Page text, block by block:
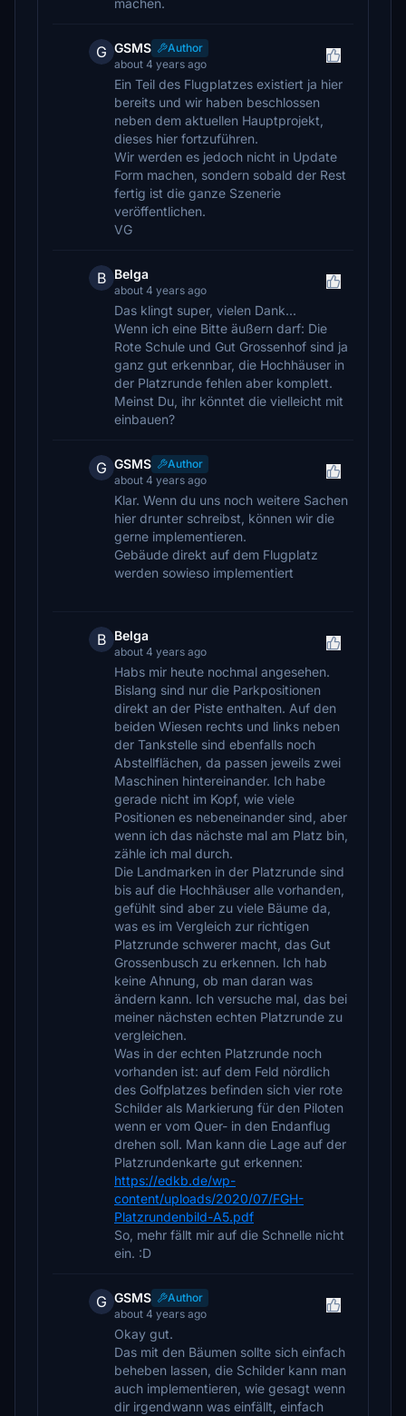
machen.
G GSMS
Author
about 4 years ago
Ein Teil des Flugplatzes existiert ja hier
bereits und wir haben beschlossen
neben dem aktuellen Hauptprojekt,
dieses hier fortzuführen.
Wir werden es jedoch nicht in Update
Form machen, sondern sobald der Rest
fertig ist die ganze Szenerie
veröffentlichen.
VG
B Belga
about 4 years ago
Das klingt super, vielen Dank...
Wenn ich eine Bitte äußern darf: Die
Rote Schule und Gut Grossenhof sind ja
ganz gut erkennbar, die Hochhäuser in
der Platzrunde fehlen aber komplett.
Meinst Du, ihr könntet die vielleicht mit
einbauen?
G GSMS
Author
about 4 years ago
Klar. Wenn du uns noch weitere Sachen
hier drunter schreibst, können wir die
gerne implementieren.
Gebäude direkt auf dem Flugplatz
werden sowieso implementiert
B Belga
about 4 years ago
Habs mir heute nochmal angesehen.
Bislang sind nur die Parkpositionen
direkt an der Piste enthalten. Auf den
beiden Wiesen rechts und links neben
der Tankstelle sind ebenfalls noch
Abstellflächen, da passen jeweils zwei
Maschinen hintereinander. Ich habe
gerade nicht im Kopf, wie viele
Positionen es nebeneinander sind, aber
wenn ich das nächste mal am Platz bin,
zähle ich mal durch.
Die Landmarken in der Platzrunde sind
bis auf die Hochhäuser alle vorhanden,
gefühlt sind aber zu viele Bäume da,
was es im Vergleich zur richtigen
Platzrunde schwerer macht, das Gut
Grossenbusch zu erkennen. Ich hab
keine Ahnung, ob man daran was
ändern kann. Ich versuche mal, das bei
meiner nächsten echten Platzrunde zu
vergleichen.
Was in der echten Platzrunde noch
vorhanden ist: auf dem Feld nördlich
des Golfplatzes befinden sich vier rote
Schilder als Markierung für den Piloten
wenn er vom Quer- in den Endanflug
drehen soll. Man kann die Lage auf der
Platzrundenkarte gut erkennen:
https://edkb.de/wp-
content/uploads/2020/07/FGH-
Platzrundenbild-A5.pdf
So, mehr fällt mir auf die Schnelle nicht
ein. :D
G GSMS
Author
about 4 years ago
Okay gut.
Das mit den Bäumen sollte sich einfach
beheben lassen, die Schilder kann man
auch implementieren, wie gesagt wenn
dir irgendwann was einfällt, einfach